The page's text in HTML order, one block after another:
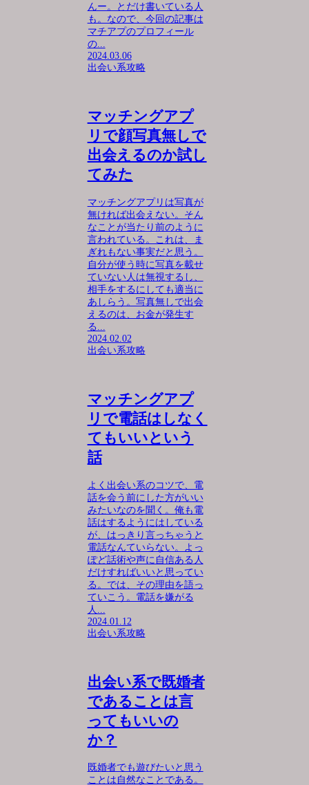
んー。とだけ書いている人
も。なので、今回の記事は
マチアプのプロフィール
の...
2024.03.06
出会い系攻略
マッチングアプ
リで顔写真無しで
出会えるのか試し
てみた
マッチングアプリは写真が
無ければ出会えない。そん
なことが当たり前のように
言われている。これは、ま
ぎれもない事実だと思う。
自分が使う時に写真を載せ
ていない人は無視するし、
相手をするにしても適当に
あしらう。写真無しで出会
えるのは、お金が発生す
る...
2024.02.02
出会い系攻略
マッチングアプ
リで電話はしなく
てもいいという
話
よく出会い系のコツで、電
話を会う前にした方がいい
みたいなのを聞く。俺も電
話はするようにはしている
が、はっきり言っちゃうと
電話なんていらない。よっ
ぽど話術や声に自信ある人
だけすればいいと思ってい
る。では、その理由を語っ
ていこう。電話を嫌がる
人...
2024.01.12
出会い系攻略
出会い系で既婚者
であることは言
ってもいいの
か？
既婚者でも遊びたいと思う
ことは自然なことである。